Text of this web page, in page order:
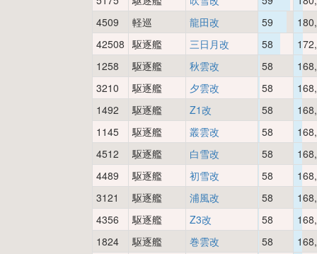
4509
軽巡 龍田改 59
42508 駆逐艦 三日月改 58
1258
駆逐艦 秋雲改 58
3210
駆逐艦 夕雲改 58
1492
駆逐艦 Z1改 58
1145
駆逐艦 叢雲改 58
4512
駆逐艦 白雪改 58
4489
駆逐艦 初雪改 58
3121
駆逐艦 浦風改 58
4356
駆逐艦 Z3改 58
1824
駆逐艦 巻雲改 58